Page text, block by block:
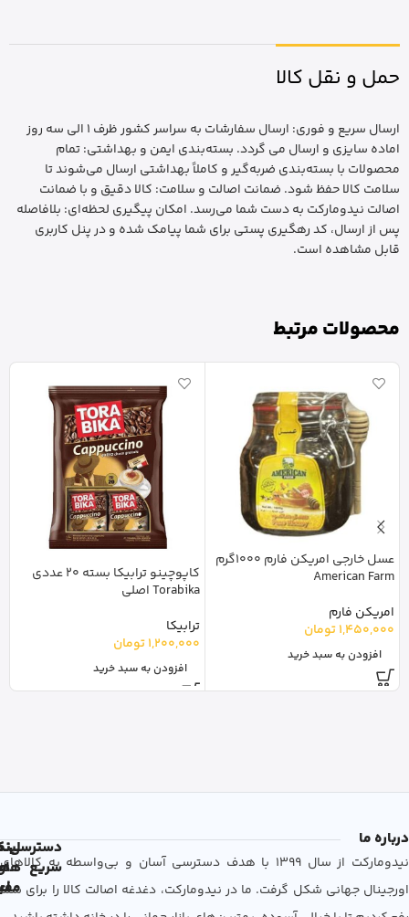
حمل و نقل کالا
ارسال سریع و فوری: ارسال سفارشات به سراسر کشور ظرف 1 الی سه روز
اماده سایزی و ارسال می گردد. بسته‌بندی ایمن و بهداشتی: تمام
محصولات با بسته‌بندی ضربه‌گیر و کاملاً بهداشتی ارسال می‌شوند تا
سلامت کالا حفظ شود. ضمانت اصالت و سلامت: کالا دقیق و با ضمانت
اصالت نیدومارکت به دست شما می‌رسد. امکان پیگیری لحظه‌ای: بلافاصله
پس از ارسال، کد رهگیری پستی برای شما پیامک شده و در پنل کاربری
قابل مشاهده است.
محصولات مرتبط
عسل خارجی امریکن فارم 1000گرم
American Farm
امریکن فارم
1,450,000تومان
افزودن به سبد خرید
کاپوچینو ترابیکا بسته 20 عددی
Torabika اصلی
ترابیکا
1,200,000تومان
افزودن به سبد خرید
درباره ما
نیدومارکت از سال 1399 با هدف دسترسی آسان و بی‌واسطه به کالاهای
اورجینال جهانی شکل گرفت. ما در نیدومارکت، دغدغه اصالت کالا را برای شما
دسترسی
سریع